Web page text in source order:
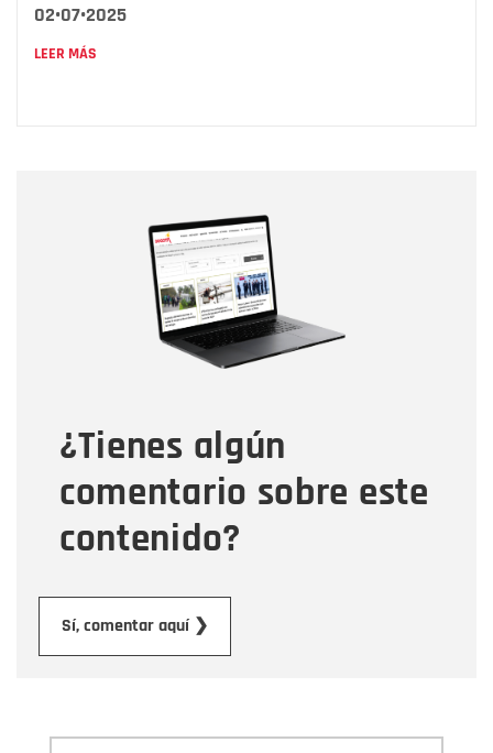
02•07•2025
LEER MÁS
¿Tienes algún
comentario sobre este
contenido?
Sí, comentar aquí ❯
Correo electrónico
Tipo de comentario
Mensaje